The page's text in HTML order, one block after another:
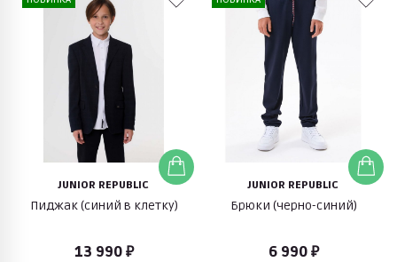
JUNIOR REPUBLIC
Пиджак (синий в клетку)
13 990 ₽
JUNIOR REPUBLIC
Брюки (черно-синий)
6 990 ₽